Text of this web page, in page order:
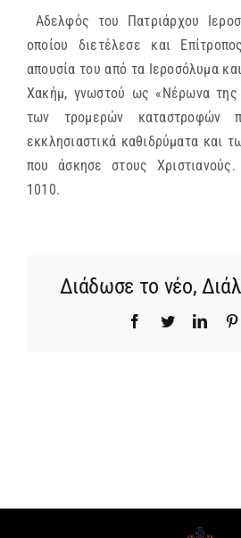
ΜΗΤΡΟΠΟΛΕΙΣ & ΕΠΙΣΚΟΠΕΣ
MEDIA
ΕΝΗΜΕΡΩΣΗ
Αδελφός του Πατριάρχου
οποίου διετέλεσε και
απουσία του από τα Ιεροσόλυμα
Χακήμ, γνωστού ως «Νέρωνα της
των τρομερών καταστροφών
εκκλησιαστικά καθιδρύματα και
που άσκησε στους
1010.
Διάδωσε το νέο,
Facebook
Twitter